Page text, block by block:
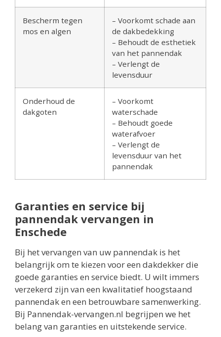
Bescherm tegen
mos en algen
– Voorkomt schade aan
de dakbedekking
– Behoudt de esthetiek
van het pannendak
– Verlengt de
levensduur
Onderhoud de
dakgoten
– Voorkomt
waterschade
– Behoudt goede
waterafvoer
– Verlengt de
levensduur van het
pannendak
Garanties en service bij
pannendak vervangen in
Enschede
Bij het vervangen van uw pannendak is het
belangrijk om te kiezen voor een dakdekker die
goede garanties en service biedt. U wilt immers
verzekerd zijn van een kwalitatief hoogstaand
pannendak en een betrouwbare samenwerking.
Bij Pannendak-vervangen.nl begrijpen we het
belang van garanties en uitstekende service.